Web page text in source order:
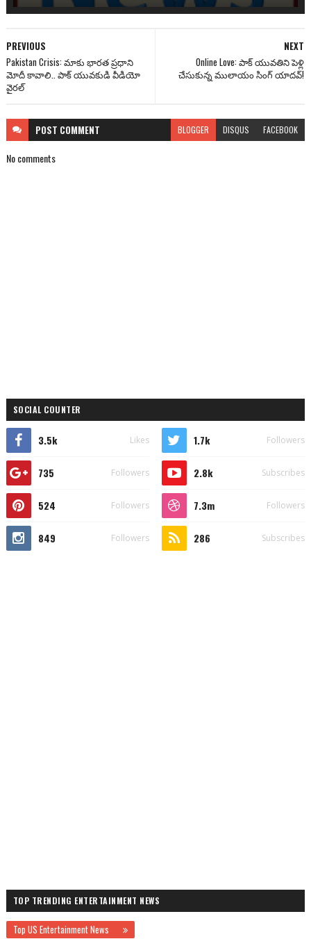
NEXT
Online Love: పాక్ యువతిని పెళ్లి
చేసుకున్న ములాయం సింగ్‌ యాదవ్‌!
PREVIOUS
Pakistan Crisis: మాకు భారత ప్రధాని
మోదీ కావాలి.. పాక్ యువకుడి వీడియో
వైరల్
POST COMMENT BLOGGER DISQUS FACEBOOK
No comments
SOCIAL COUNTER
3.5k Likes 1.7k Followers
735 Followers 2.8k Subscribes
524 Followers 7.3m Followers
849 Followers 286 Subscribes
TOP TRENDING ENTERTAINMENT NEWS
Top US Entertainment News